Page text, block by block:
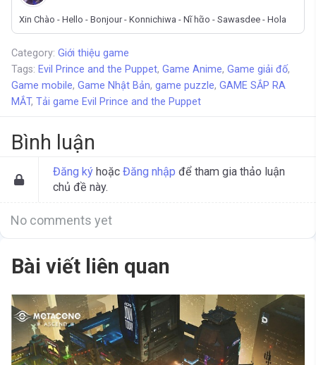
Xin Chào - Hello - Bonjour - Konnichiwa - Nῖ hᾶo - Sawasdee - Hola
Category: Giới thiệu game
Tags: Evil Prince and the Puppet, Game Anime, Game giải đố,
Game mobile, Game Nhật Bản, game puzzle, GAME SẮP RA
MẮT, Tải game Evil Prince and the Puppet
Bình luận
Đăng ký hoặc Đăng nhập để tham gia thảo luận
chủ đề này.
No comments yet
Bài viết liên quan